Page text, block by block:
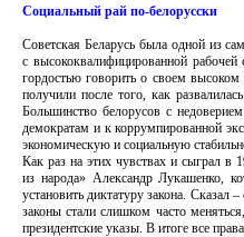
Социальный рай по-белорусски
Советская Беларусь была одной из
с высококвалифицированной
гордостью говорить о своем
получили после того, как
Большинство белорусов с
демократам и к коррумпированной
экономическую и социальную
Как раз на этих чувствах и сыграл в
из народа» Александр Лукашенко,
установить диктатуру закона. Сказал
законы стали слишком часто
президентские указы. В итоге все